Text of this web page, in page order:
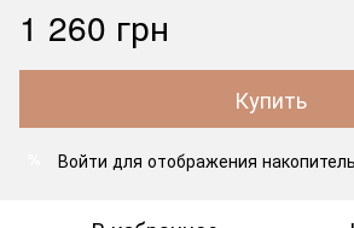
1 260 грн
Купить
Войти для отображения